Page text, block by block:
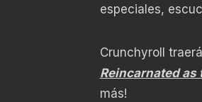
especiales,
Crunchyroll
Reincarnated as
más!